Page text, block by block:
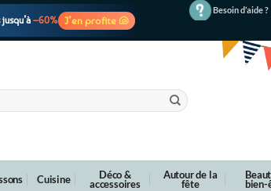
–60% J’en profite 🐚
Besoin d’aide ?
Cuisine Déco &
accessoires
Autour de la
fête bien-